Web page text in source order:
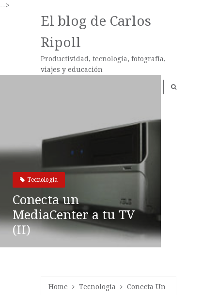
-->
El blog de Carlos
Ripoll
Productividad, tecnología, fotografía,
viajes y educación
Tecnología
Conecta un
MediaCenter a tu TV
(II)
Home Tecnología Conecta Un